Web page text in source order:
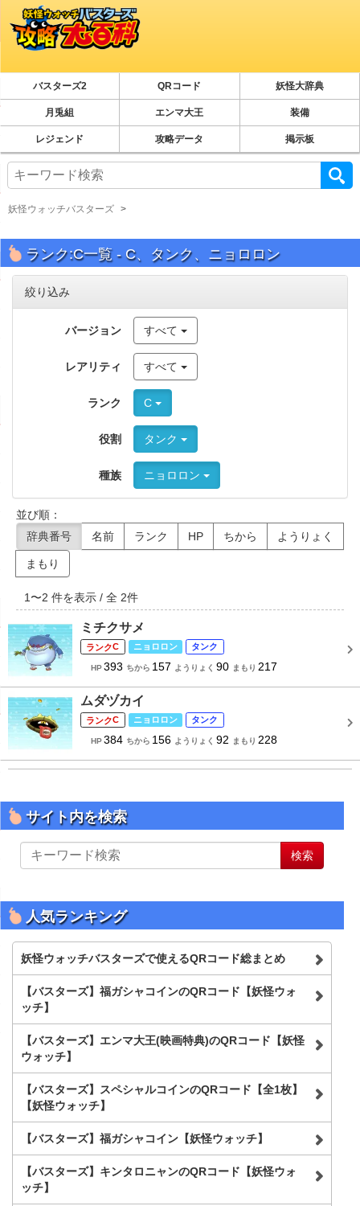
バスターズ2 QRコード 妖怪大辞典
月兎組 エンマ大王 装備
レジェンド 攻略データ 掲示板
妖怪ウォッチバスターズ
ランク:C一覧 - C、タンク、ニョロロン
絞り込み
バージョン すべて
レアリティ すべて
ランク C
役割 タンク
種族 ニョロロン
並び順：
辞典番号
名前 ランク HP ちから ようりょく
まもり
1 〜2 件を表示 / 全 2件
ミチクサメ
C ニョロロン タンク
HP393 ちから 157 ようりょく 90 まもり 217
ムダヅカイ
C ニョロロン タンク
HP384 ちから 156 ようりょく 92 まもり 228
サイト内を検索
イ
を
検
索
検索
人気ランキング
妖怪ウォッチバスターズで使えるQRコード総まとめ
【バスターズ】福ガシャコインのQRコード【妖怪ウォ
ッチ】
【バスターズ】エンマ大王(映画特典)のQRコード【妖怪
ウォッチ】
【バスターズ】スペシャルコインのQRコード【全1枚】
【妖怪ウォッチ】
【バスターズ】福ガシャコイン【妖怪ウォッチ】
【バスターズ】キンタロニャンのQRコード【妖怪ウォ
ッチ】